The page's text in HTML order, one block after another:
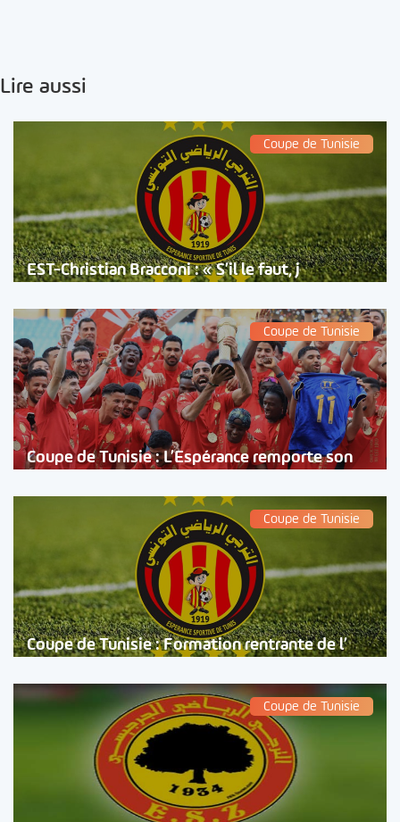
Lire aussi
Coupe de Tunisie
EST-Christian Bracconi : « S’il le faut, j
Coupe de Tunisie
Coupe de Tunisie : L’Espérance remporte son
Coupe de Tunisie
Coupe de Tunisie : Formation rentrante de l’
Coupe de Tunisie